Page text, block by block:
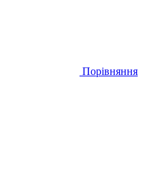
Порівняння